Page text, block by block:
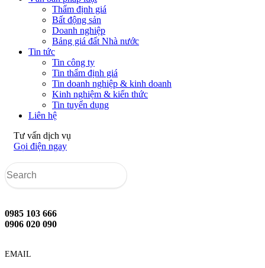
Thẩm định giá
Bất động sản
Doanh nghiệp
Bảng giá đất Nhà nước
Tin tức
Tin công ty
Tin thẩm định giá
Tin doanh nghiệp & kinh doanh
Kinh nghiệm & kiến thức
Tin tuyển dụng
Liên hệ
Tư vấn dịch vụ
Gọi điện ngay
0985 103 666
0906 020 090
EMAIL